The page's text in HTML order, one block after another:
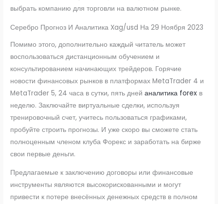
выбрать компанию для торговли на валютном рынке.
Серебро Прогноз И Аналитика Xag/usd На 29 Ноября 2023
Помимо этого, дополнительно каждый читатель может
воспользоваться дистанционным обучением и
консультированием начинающих трейдеров. Горячие
новости финансовых рынков в платформах MetaTrader 4 и
MetaTrader 5, 24 часа в сутки, пять днейаналитика forex в
неделю. Заключайте виртуальные сделки, используя
тренировочный счет, учитесь пользоваться графиками,
пробуйте строить прогнозы. И уже скоро вы сможете стать
полноценным членом клуба Форекс и заработать на бирже
свои первые деньги.
Предлагаемые к заключению договоры или финансовые
инструменты являются высокорискованными и могут
привести к потере внесённых денежных средств в полном